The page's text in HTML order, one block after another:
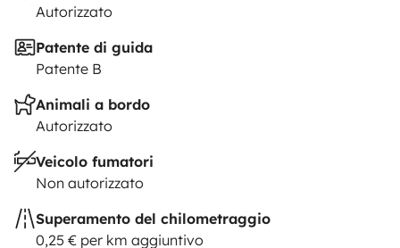
Autorizzato
Patente di guida
Patente B
Animali a bordo
Autorizzato
Veicolo fumatori
Non autorizzato
Superamento del chilometraggio
0,25 € per km aggiuntivo